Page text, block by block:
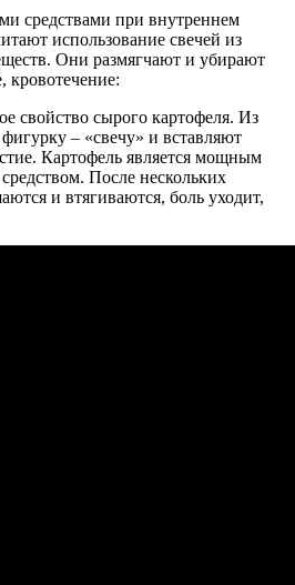
средствами при внутреннем
использование свечей из
Они размягчают и убирают
кровотечение:
свойство сырого картофеля. Из
– «свечу» и вставляют
Картофель является мощным
После нескольких
и втягиваются, боль уходит,